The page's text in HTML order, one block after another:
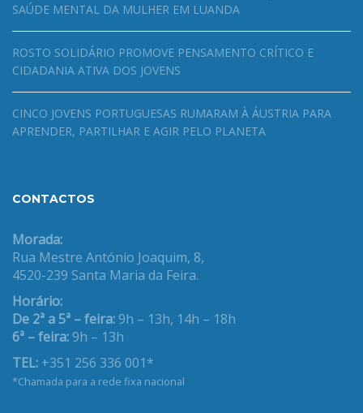
SAÚDE MENTAL DA MULHER EM LUANDA
ROSTO SOLIDÁRIO PROMOVE PENSAMENTO CRÍTICO E
CIDADANIA ATIVA DOS JOVENS
CINCO JOVENS PORTUGUESAS RUMARAM À ÁUSTRIA PARA
APRENDER, PARTILHAR E AGIR PELO PLANETA
CONTACTOS
Morada:
Rua Mestre António Joaquim, 8,
4520-239 Santa Maria da Feira.
Horário:
De 2ª a 5ª – feira: 9h – 13h, 14h – 18h
6ª – feira: 9h – 13h
TEL: +351 256 336 001*
*Chamada para a rede fixa nacional